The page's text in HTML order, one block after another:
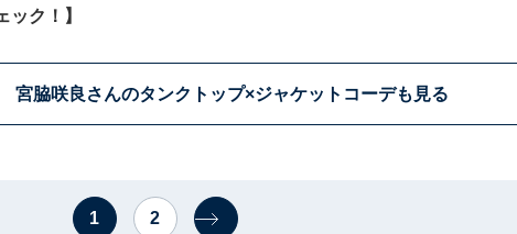
ク！】
宮脇咲良さんのタンクトップ×ジャケットコーデも見る
1 2